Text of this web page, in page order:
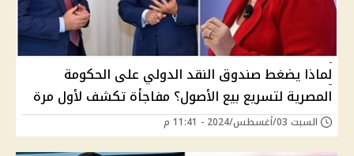
لماذا يضغط صندوق النقد الدولي على الحكومة
المصرية لتسريع بيع الأصول؟ مفاجأة تكشف لأول مرة
السبت 03/أغسطس/2024 - 11:41 م